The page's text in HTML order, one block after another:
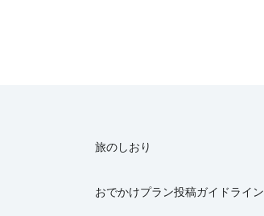
旅のしおり
おでかけプラン投稿ガイドライン